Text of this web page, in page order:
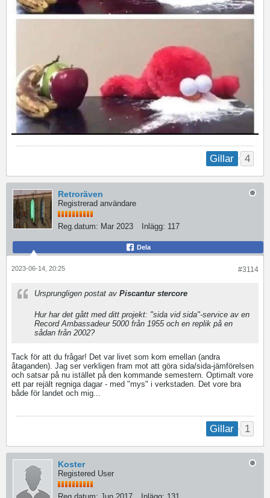
Gillar 4
Retroräven
Registrerad användare
Reg.datum: Mar 2023 Inlägg: 117
Dela
#3114
2023-06-14, 20:25
Ursprungligen postat av Piscantur stercore
Hur har det gått med ditt projekt: "sida vid sida"-service av en
Record Ambassadeur 5000 från 1955 och en replik på en
sådan från 2002?
Tack för att du frågar! Det var livet som kom emellan (andra
åtaganden). Jag ser verkligen fram mot att göra sida/sida-jämförelsen
och satsar på nu istället på den kommande semestern. Optimalt vore
ett par rejält regniga dagar - med "mys" i verkstaden. Det vore bra
både för landet och mig...
Gillar 1
Koster
Registered User